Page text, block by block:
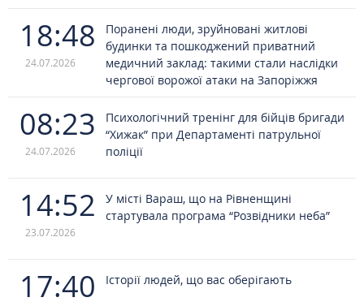
18:48
24.07.2026
Поранені люди, зруйновані житлові
будинки та пошкоджений приватний
медичний заклад: такими стали наслідки
чергової ворожої атаки на Запоріжжя
08:23
24.07.2026
Психологічний тренінг для бійців бригади
“Хижак” при Департаменті патрульної
поліції
14:52
23.07.2026
У місті Вараш, що на Рівненщині
стартувала програма “Розвідники неба”
17:40 Історії людей, що вас оберігають